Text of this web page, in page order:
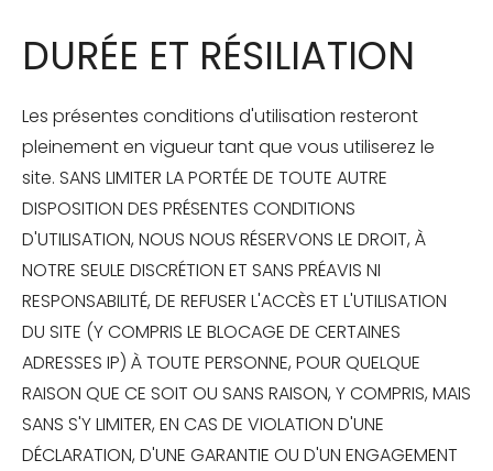
DURÉE ET RÉSILIATION
Les présentes conditions d'utilisation resteront
pleinement en vigueur tant que vous utiliserez le
site. SANS LIMITER LA PORTÉE DE TOUTE AUTRE
DISPOSITION DES PRÉSENTES CONDITIONS
D'UTILISATION, NOUS NOUS RÉSERVONS LE DROIT, À
NOTRE SEULE DISCRÉTION ET SANS PRÉAVIS NI
RESPONSABILITÉ, DE REFUSER L'ACCÈS ET L'UTILISATION
DU SITE (Y COMPRIS LE BLOCAGE DE CERTAINES
ADRESSES IP) À TOUTE PERSONNE, POUR QUELQUE
RAISON QUE CE SOIT OU SANS RAISON, Y COMPRIS, MAIS
SANS S'Y LIMITER, EN CAS DE VIOLATION D'UNE
DÉCLARATION, D'UNE GARANTIE OU D'UN ENGAGEMENT